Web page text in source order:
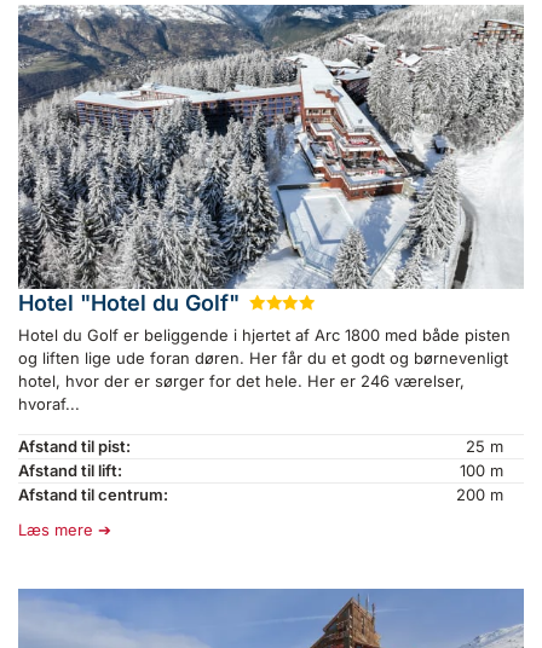
Hotel "Hotel du Golf" ★★★
Hotel du Golf er beliggende i hjertet af Arc 1800 med både pisten
og liften lige ude foran døren. Her får du et godt og børnevenligt
hotel, hvor der er sørger for det hele. Her er 246 værelser,
hvoraf...
Afstand til pist:
25 m
Afstand til lift:
100 m
Afstand til centrum:
200 m
Læs mere